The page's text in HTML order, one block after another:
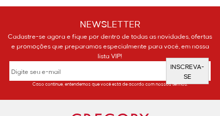
NEWSLETTER
Cadastre-se agora e fique por dentro de todas as novidades, ofertas
e promoções que preparamos especialmente para você, em nossa
lista VIP!
INSCREVA-
SE
Caso continue, entendemos que você está de acordo com nossos termos.